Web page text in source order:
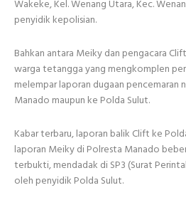
Wakeke, Kel. Wenang Utara, Kec.
penyidik kepolisian.
Bahkan antara Meiky dan pengacara
warga tetangga yang mengkomplen
melempar laporan dugaan pencemaran
Manado maupun ke Polda Sulut.
Kabar terbaru, laporan balik Clift ke
laporan Meiky di Polresta Manado
terbukti, mendadak di SP3 (Surat
oleh penyidik Polda Sulut.